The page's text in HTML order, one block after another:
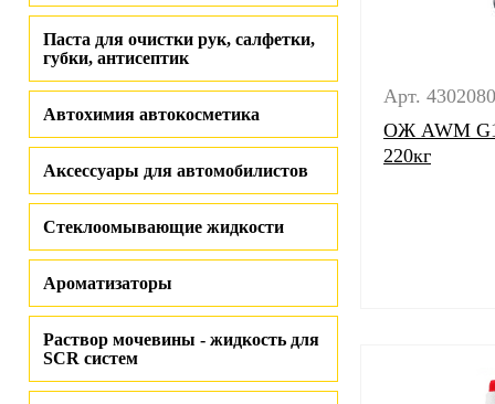
Паста для очистки рук, салфетки,
губки, антисептик
Автохимия автокосметика
Аксессуары для автомобилистов
Стеклоомывающие жидкости
Ароматизаторы
Раствор мочевины - жидкость для
SCR систем
Арт.
ОЖ AWM
220кг